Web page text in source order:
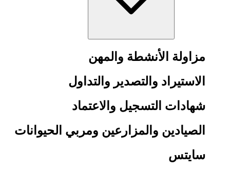
مزاولة الأنشطة والمهن
الاستيراد والتصدير والتداول
شهادات التسجيل والاعتماد
الصيادين والمزارعين ومربي الحيوانات
سايتس